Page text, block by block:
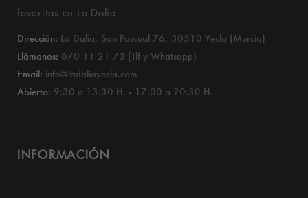
favoritas en La Dalia
Dirección: La Dalia, San Pascual 76, 30510 Yecla (Murcia)
Llámanos: 670 11 21 73 (Tlf y Whatsapp)
Email: info@ladaliayecla.com
Abierto: 9:30 a 13:30 H. - 17:00 a 20:30 H.
INFORMACIÓN